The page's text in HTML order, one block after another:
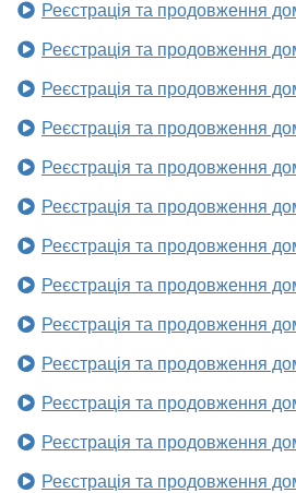
Реєстрація та продовження
Реєстрація та продовження
Реєстрація та продовження
Реєстрація та продовження
Реєстрація та продовження
Реєстрація та продовження
Реєстрація та продовження
Реєстрація та продовження
Реєстрація та продовження
Реєстрація та продовження
Реєстрація та продовження
Реєстрація та продовження
Реєстрація та продовження